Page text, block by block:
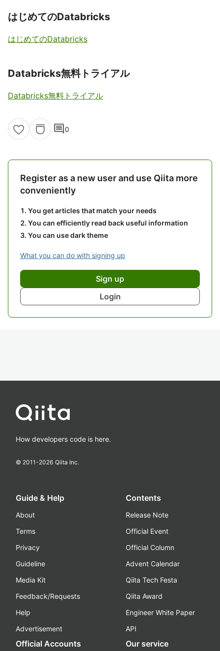
はじめてのDatabricks
はじめてのDatabricks
Databricks無料トライアル
Databricks無料トライアル
comment0
Register as a new user and use Qiita more
conveniently
You get articles that match your needs
You can efficiently read back useful information
You can use dark theme
What you can do with signing up
Sign up
Login
How developers code is here.
© 2011-2026 Qiita Inc.
Guide & Help
About
Terms
Privacy
Guideline
Media Kit
Feedback/Requests
Help
Advertisement
Contents
Release Note
Official Event
Official Column
Advent Calendar
Qiita Tech Festa
Qiita Award
Engineer White Paper
API
Official Accounts Our service